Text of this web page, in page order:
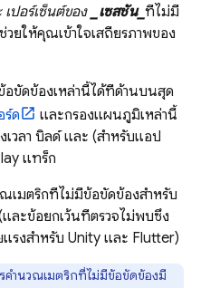
ปอร์เซ็นต์ของ _เซสชัน_ ที่ไม่มี
วยให้คุณเข้าใจเสถียรภาพของ
ขัดข้องเหล่านี้ได้ที่ด้านบนสุด
ด
และกรองแผนภูมิเหล่านี้
เวลา บิลด์ และ (สำหรับแอป
แทร็ก
เมตริกที่ไม่มีข้อขัดข้องสำหรับ
ละข้อยกเว้นที่ตรวจไม่พบซึ่ง
แรงสำหรับ Unity และ Flutter)
คำนวณเมตริกที่ไม่มีข้อขัดข้องมี